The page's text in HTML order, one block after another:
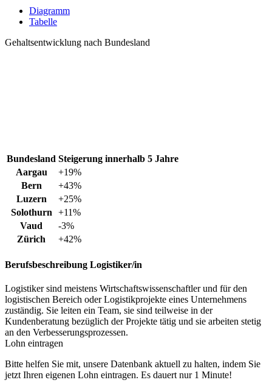
Diagramm
Tabelle
Gehaltsentwicklung nach Bundesland
Bundesland Steigerung innerhalb 5 Jahre
Aargau
+19%
Bern
+43%
Luzern
+25%
Solothurn
+11%
Vaud
-3%
Zürich
+42%
Berufsbeschreibung Logistiker/in
Logistiker sind meistens Wirtschaftswissenschaftler und für den
logistischen Bereich oder Logistikprojekte eines Unternehmens
zuständig. Sie leiten ein Team, sie sind teilweise in der
Kundenberatung bezüglich der Projekte tätig und sie arbeiten stetig
an den Verbesserungsprozessen.
Lohn eintragen
Bitte helfen Sie mit, unsere Datenbank aktuell zu halten, indem Sie
jetzt Ihren eigenen Lohn eintragen. Es dauert nur 1 Minute!